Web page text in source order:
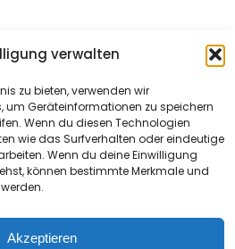
verwalten
zu bieten, verwenden wir
um Geräteinformationen zu speichern
Wenn du diesen Technologien
wie das Surfverhalten oder eindeutige
Wenn du deine Einwilligung
können bestimmte Merkmale und
Akzeptieren
3D Kollektion für
Unternehmen
Impressum
Datenschutz